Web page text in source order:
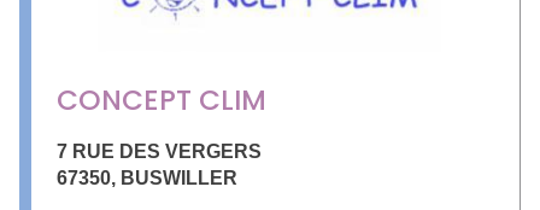
CONCEPT CLIM
7 RUE DES VERGERS
67350, BUSWILLER